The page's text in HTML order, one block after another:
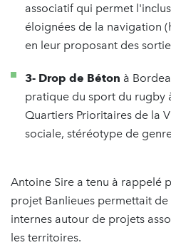
associatif qui permet
éloignées de la navigation
en leur proposant des
3- Drop de Béton à
pratique du sport du rugby
Quartiers Prioritaires de la
sociale, stéréotype de
Antoine Sire a tenu à rappelé
projet Banlieues permettait
internes autour de projets
les territoires.